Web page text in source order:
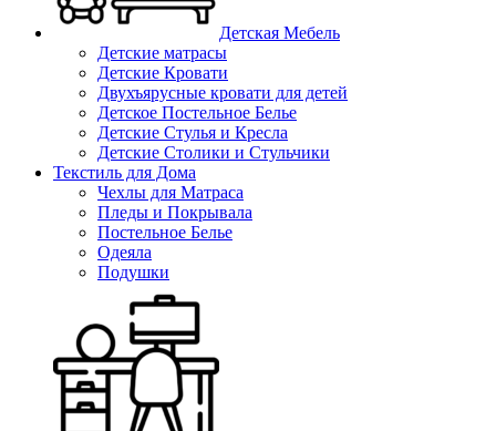
Детская Мебель
Детские матрасы
Детские Кровати
Двухъярусные кровати для детей
Детское Постельное Белье
Детские Стулья и Кресла
Детские Столики и Стульчики
Текстиль для Дома
Чехлы для Матраса
Пледы и Покрывала
Постельное Белье
Одеяла
Подушки